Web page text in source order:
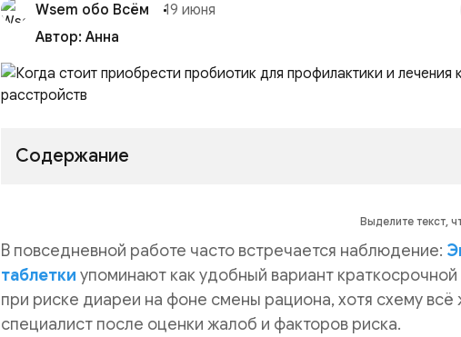
Wsem обо Всём 19 июня
Автор: Анна
Содержание
Выделите текст,
В повседневной работе часто встречается наблюдение:
таблетки упоминают как удобный вариант
при риске диареи на фоне смены рациона, хотя схему
специалист после оценки жалоб и факторов риска.